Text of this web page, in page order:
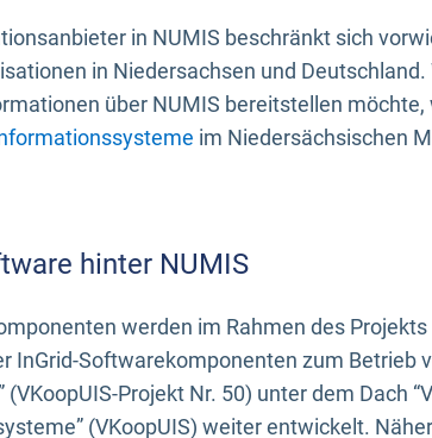
in NUMIS beschränkt sich
in Niedersachsen und
über NUMIS bereitstellen möchte,
im Niedersächsischen
hinter NUMIS
werden im Rahmen des Projekts
InGrid-Softwarekomponenten zum Betrieb
Projekt Nr. 50) unter dem Dach
(VKoopUIS) weiter entwickelt.